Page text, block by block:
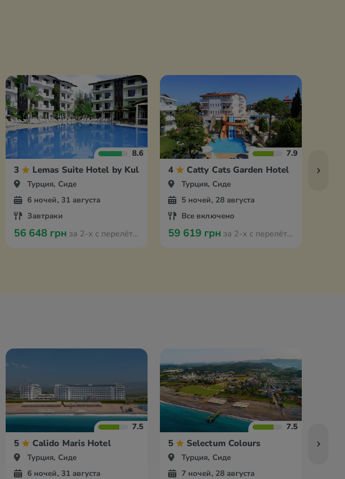
8.6
3 Lemas Suite Hotel by Kulabey
Турция, Сиде
6 ночей, 31 августа
Завтраки
56 648 грн за 2-х с перелётом из Варшавы
7.9
4 Catty Cats Garden Hotel
Турция, Сиде
5 ночей, 28 августа
Все включено
59 619 грн за 2-х с перелётом из Варшавы
7.5
5 Calido Maris Hotel
Турция, Сиде
6 ночей, 31 августа
7.5
5 Selectum Colours
Турция, Сиде
7 ночей, 28 августа